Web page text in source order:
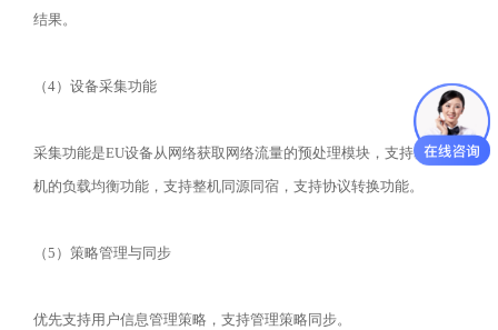
结果。
（4）设备采集功能
采集功能是EU设备从网络获取网络流量的预处理模块，支持基于整
机的负载均衡功能，支持整机同源同宿，支持协议转换功能。
（5）策略管理与同步
优先支持用户信息管理策略，支持管理策略同步。